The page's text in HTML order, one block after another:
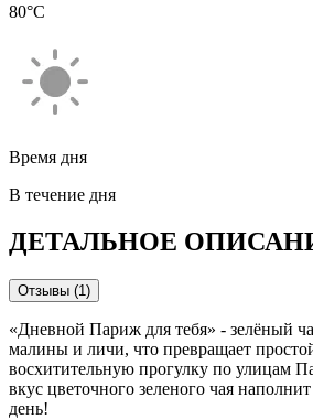
80°C
Время дня
В течение дня
ДЕТАЛЬНОЕ
Отзывы (1)
«Дневной Париж для тебя» - зелёный
малины и личи, что превращает
восхитительную прогулку по улицам
вкус цветочного зеленого чая
день!